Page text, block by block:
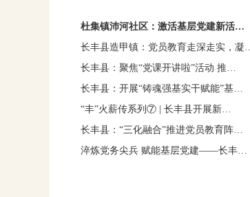
杜集镇沛河社区：激活基层党建新活…
长丰县造甲镇：党员教育走深走实，凝…
长丰县：聚焦“党课开讲啦”活动 推…
长丰县：开展“铸魂强基实干赋能”基…
“丰”火薪传系列⑦ | 长丰县开展新…
长丰县：“三化融合”推进党员教育阵…
淬炼党务尖兵 赋能基层党建——长丰…